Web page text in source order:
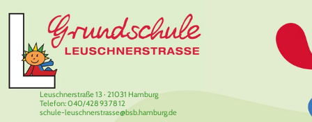
Leuschnerstraße 13 · 21031 Hamburg
Telefon: 040/428 93 78 12
schule-leuschnerstrasse@bsb.hamburg.de